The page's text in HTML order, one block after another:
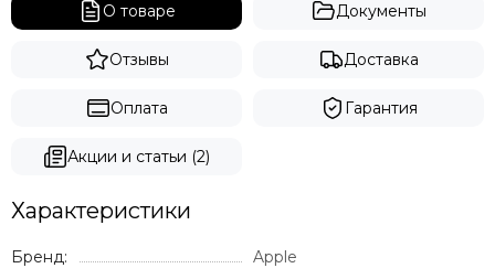
О товаре Документы
Отзывы Доставка
Оплата Гарантия
Акции и статьи (2)
Характеристики
Бренд:
Apple